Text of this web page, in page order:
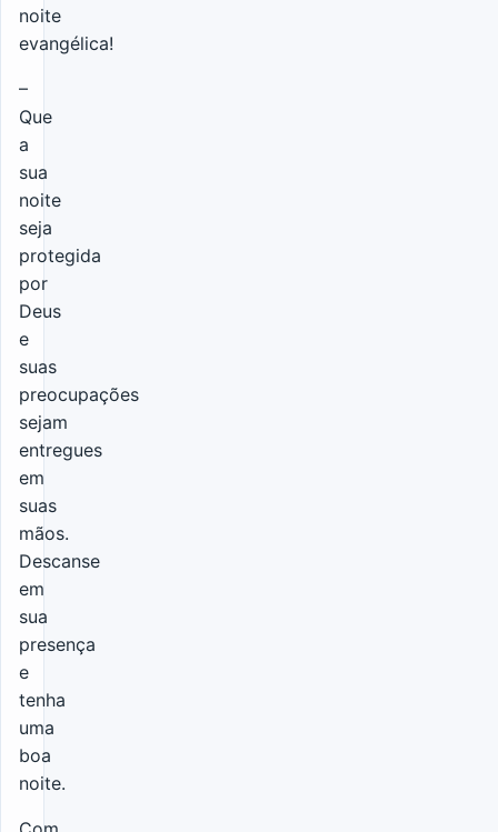
noite
evangélica!
–
Que
a
sua
noite
seja
protegida
por
Deus
e
suas
preocupações
sejam
entregues
em
suas
mãos.
Descanse
em
sua
presença
e
tenha
uma
boa
noite.